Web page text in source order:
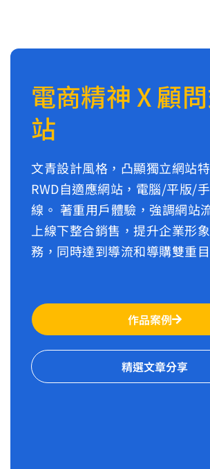
電商精神 X 顧
站
文青設計風格，凸顯獨立網站
RWD自適應網站，電腦/平版/
線。 著重用戶體驗，強調網站
上線下整合銷售，提升企業形
務，同時達到導流和導購雙重目
作品案例
精選文章分享